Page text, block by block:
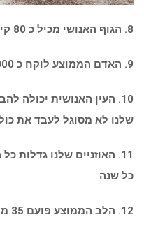
8. הגוף האנושי מכיל כ 80 קילומטרים של עצבים
9. האדם הממוצע לוקח כ 20,000 נשימות ביום
שלנו לא מסוגל לעבד את
11. האוזניים שלנו
כל שנה
12. הלב הממוצע פועם 35 מליון פעמים בשנה